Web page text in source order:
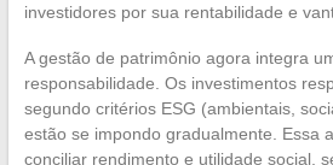
investidores por sua rentabilidade e
A gestão de patrimônio agora integra
responsabilidade. Os investimentos
segundo critérios ESG (ambientais,
estão se impondo gradualmente. Essa
conciliar rendimento e utilidade social,